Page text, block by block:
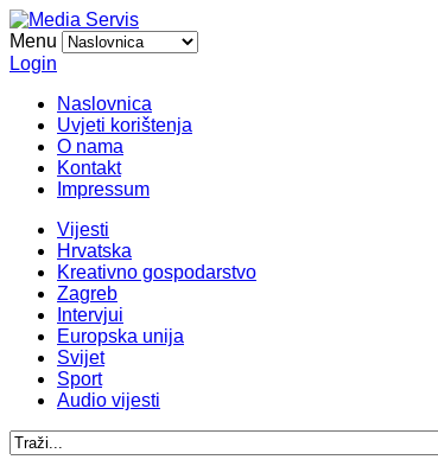
Menu
Login
Naslovnica
Uvjeti korištenja
O nama
Kontakt
Impressum
Vijesti
Hrvatska
Kreativno gospodarstvo
Zagreb
Intervjui
Europska unija
Svijet
Sport
Audio vijesti